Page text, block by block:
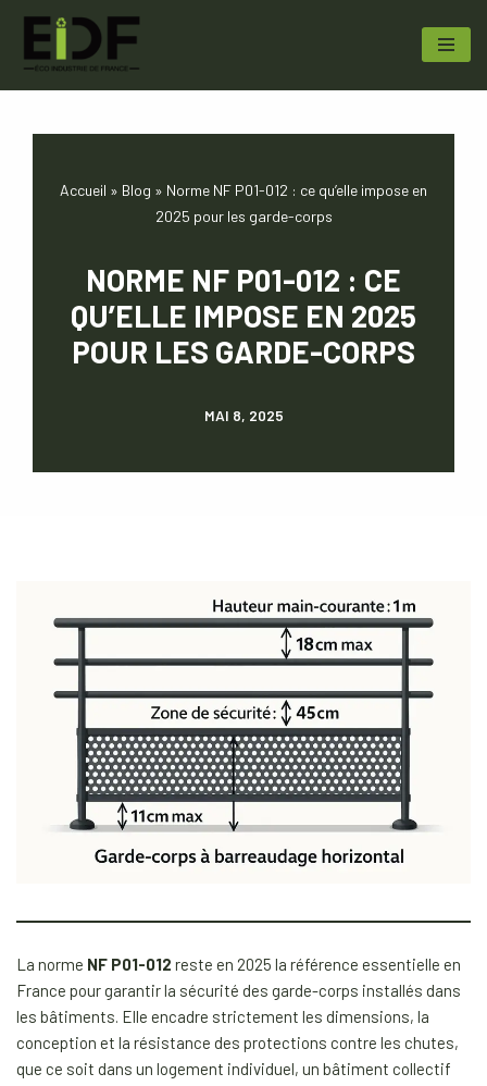
Aller
Accueil » Blog » Norme NF P01-012 : ce qu’elle impose en
2025 pour les garde-corps
NORME NF P01-012 : CE
QU’ELLE IMPOSE EN 2025
POUR LES GARDE-CORPS
MAI 8, 2025
La norme NF P01-012 reste en 2025 la référence essentielle en
France pour garantir la sécurité des garde-corps installés dans
les bâtiments. Elle encadre strictement les dimensions, la
conception et la résistance des protections contre les chutes,
que ce soit dans un logement individuel, un bâtiment collectif